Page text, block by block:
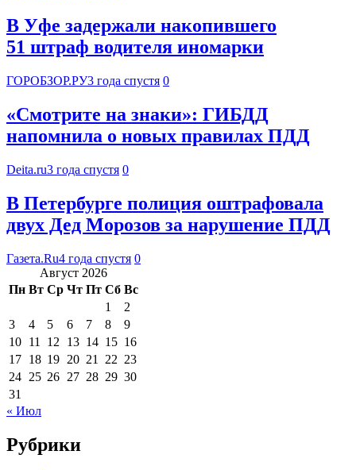
В Уфе задержали накопившего
51 штраф водителя иномарки
ГОРОБЗОР.РУ3 года спустя 0
«Смотрите на знаки»: ГИБДД
напомнила о новых правилах ПДД
Deita.ru3 года спустя 0
В Петербурге полиция оштрафовала
двух Дед Морозов за нарушение ПДД
Газета.Ru4 года спустя 0
Август 2026
Пн Вт Ср Чт Пт Сб Вс
1
2
3
4 5 6 7 8
9
10 11 12 13 14 15 16
17 18 19 20 21 22 23
24 25 26 27 28 29 30
31
« Июл
Рубрики